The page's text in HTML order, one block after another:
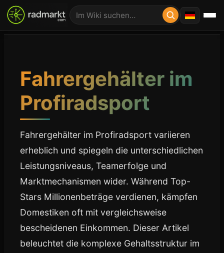
Fahrergehälter im
Profiradsport
Fahrergehälter im Profiradsport variieren
erheblich und spiegeln die unterschiedlichen
Leistungsniveaus, Teamerfolge und
Marktmechanismen wider. Während Top-
Stars Millionenbeträge verdienen, kämpfen
Domestiken oft mit vergleichsweise
bescheidenen Einkommen. Dieser Artikel
beleuchtet die komplexe Gehaltsstruktur im